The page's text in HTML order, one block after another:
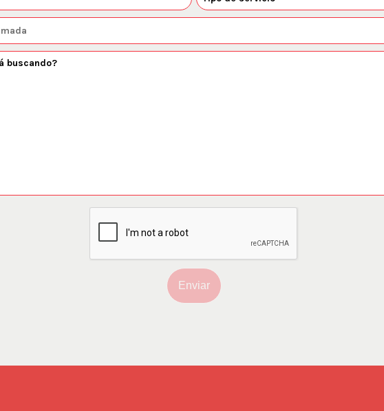
Enviar